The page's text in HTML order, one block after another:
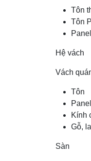
Tôn
Tôn
Hệ vách
Vách
Tôn
Panel
Kính
Gỗ,
Sàn